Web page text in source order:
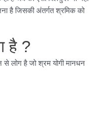
है जिसकी अंतर्गत श्रमिक को
है ?
लोग है जो श्रम योगी मानधन